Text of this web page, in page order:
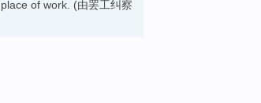
of work. (由罢工纠察